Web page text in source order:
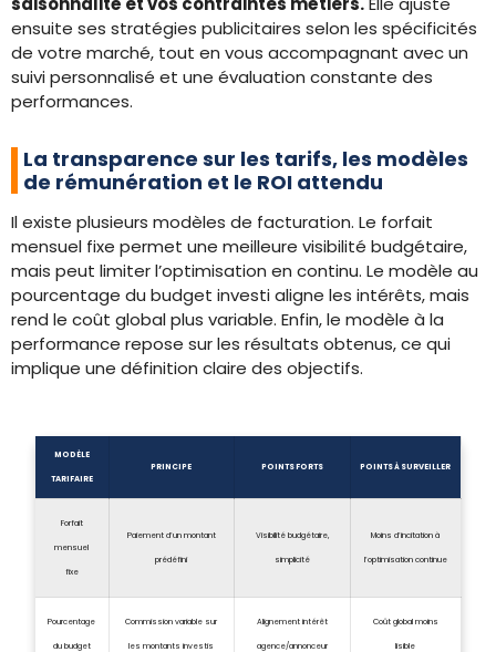
ensuite ses stratégies publicitaires selon les spécificités
de votre marché, tout en vous accompagnant avec un
suivi personnalisé et une évaluation constante des
performances.
La transparence sur les tarifs, les modèles
de rémunération et le ROI attendu
Il existe plusieurs modèles de facturation. Le forfait
mensuel fixe permet une meilleure visibilité budgétaire,
mais peut limiter l’optimisation en continu. Le modèle au
pourcentage du budget investi aligne les intérêts, mais
rend le coût global plus variable. Enfin, le modèle à la
performance repose sur les résultats obtenus, ce qui
implique une définition claire des objectifs.
MODÈLE
TARIFAIRE
PRINCIPE POINTS FORTS POINTS À SURVEILLER
Forfait
mensuel
fixe
Paiement d’un montant
prédéfini
Visibilité budgétaire,
simplicité
Moins d’incitation à
l’optimisation continue
Pourcentage
du budget
Commission variable sur
les montants investis
Alignement intérêt
agence/annonceur
Coût global moins
lisible